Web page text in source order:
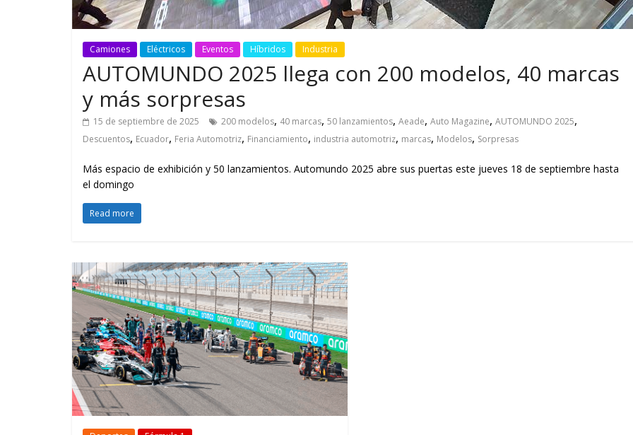
Camiones Eléctricos Eventos Híbridos Industria
AUTOMUNDO 2025 llega con 200 modelos, 40 marcas
y más sorpresas
15 de septiembre de 2025 200 modelos, 40 marcas, 50 lanzamientos, Aeade, Auto Magazine, AUTOMUNDO 2025,
Descuentos, Ecuador, Feria Automotriz, Financiamiento, industria automotriz, marcas, Modelos, Sorpresas
Más espacio de exhibición y 50 lanzamientos. Automundo 2025 abre sus puertas este jueves 18 de septiembre hasta
el domingo
Read more